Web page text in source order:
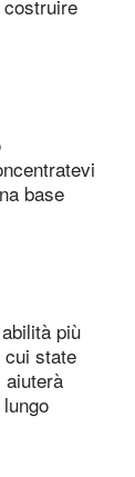
base
più
cui state
aiuterà